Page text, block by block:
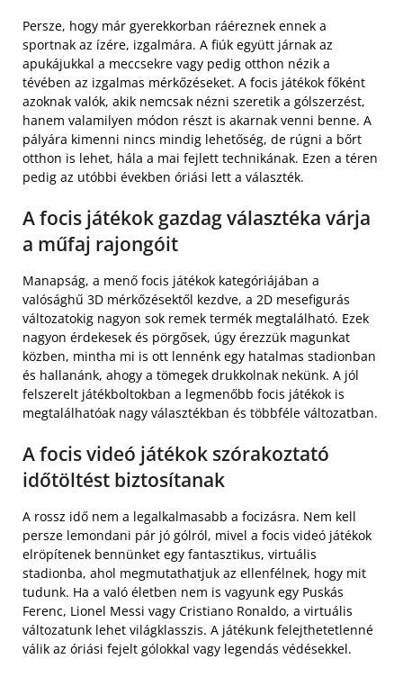
Persze, hogy már gyerekkorban ráéreznek ennek a
sportnak az ízére, izgalmára. A fiúk együtt járnak az
apukájukkal a meccsekre vagy pedig otthon nézik a
tévében az izgalmas mérkőzéseket. A focis játékok főként
azoknak valók, akik nemcsak nézni szeretik a gólszerzést,
hanem valamilyen módon részt is akarnak venni benne. A
pályára kimenni nincs mindig lehetőség, de rúgni a bőrt
otthon is lehet, hála a mai fejlett technikának. Ezen a téren
pedig az utóbbi években óriási lett a választék.
A focis játékok gazdag választéka várja
a műfaj rajongóit
Manapság, a menő focis játékok kategóriájában a
valósághű 3D mérkőzésektől kezdve, a 2D mesefigurás
változatokig nagyon sok remek termék megtalálható. Ezek
nagyon érdekesek és pörgősek, úgy érezzük magunkat
közben, mintha mi is ott lennénk egy hatalmas stadionban
és hallanánk, ahogy a tömegek drukkolnak nekünk. A jól
felszerelt játékboltokban a legmenőbb focis játékok is
megtalálhatóak nagy választékban és többféle változatban.
A focis videó játékok szórakoztató
időtöltést biztosítanak
A rossz idő nem a legalkalmasabb a focizásra. Nem kell
persze lemondani pár jó gólról, mivel a focis videó játékok
elröpítenek bennünket egy fantasztikus, virtuális
stadionba, ahol megmutathatjuk az ellenfélnek, hogy mit
tudunk. Ha a való életben nem is vagyunk egy Puskás
Ferenc, Lionel Messi vagy Cristiano Ronaldo, a virtuális
változatunk lehet világklasszis. A játékunk felejthetetlenné
válik az óriási fejelt gólokkal vagy legendás védésekkel.